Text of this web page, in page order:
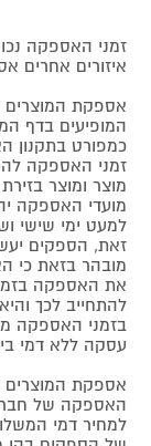
זמני האספקה
איזורים אחרים אספקה עד 14
אספקת
המופיעים בדף
כמפורט בתקנון
זמני האספקה
מוצר ומוצר
מועדי האספקה
למעט ימי שישי
זאת, הספקים
מובהר בזאת כי
את האספקה
להתחייב לכך
בזמני האספקה
עסקה ללא דמי
אספקת המוצרים
האספקה של
למחיר דמי